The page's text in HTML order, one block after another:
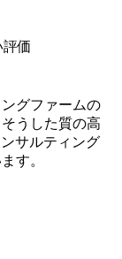
ます ※1名あた
定しています
いよう調整して
ます オンライ
スのみのご応
募はお受けい
ムでの職務経
コンサルタント
語ともにビジ
は日本語能力
力(会話・読解
価
グファームの
うした質の高
サルティング
す。